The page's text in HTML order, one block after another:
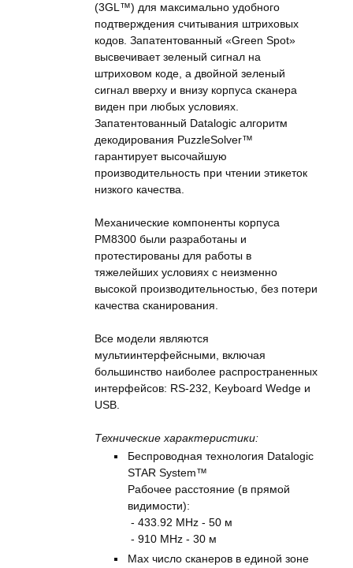
(3GL™) для максимально удобного
подтверждения считывания штриховых
кодов. Запатентованный «Green Spot»
высвечивает зеленый сигнал на
штриховом коде, а двойной зеленый
сигнал вверху и внизу корпуса сканера
виден при любых условиях.
Запатентованный Datalogic алгоритм
декодирования PuzzleSolver™
гарантирует высочайшую
производительность при чтении этикеток
низкого качества.
Механические компоненты корпуса
PM8300 были разработаны и
протестированы для работы в
тяжелейших условиях с неизменно
высокой производительностью, без потери
качества сканирования.
Все модели являются
мультиинтерфейсными, включая
большинство наиболее распространенных
интерфейсов: RS-232, Keyboard Wedge и
USB.
Технические характеристики:
Беспроводная технология Datalogic
STAR System™
Рабочее расстояние (в прямой
видимости):
- 433.92 MHz - 50 м
- 910 MHz - 30 м
Max число сканеров в единой зоне